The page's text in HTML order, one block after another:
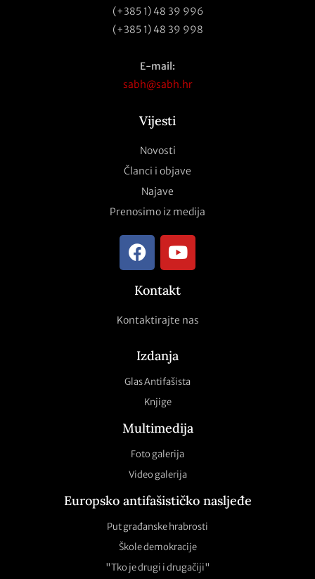
(+385 1) 48 39 996
(+385 1) 48 39 998
E-mail:
sabh@sabh.hr
Vijesti
Novosti
Članci i objave
Najave
Prenosimo iz medija
Kontakt
Kontaktirajte nas
Izdanja
Glas Antifašista
Knjige
Multimedija
Foto galerija
Video galerija
Europsko antifašističko nasljeđe
Put građanske hrabrosti
Škole demokracije
"Tko je drugi i drugačiji"